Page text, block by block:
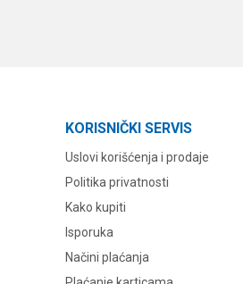
KORISNIČKI SERVIS
Uslovi korišćenja i prodaje
Politika privatnosti
Kako kupiti
Isporuka
Načini plaćanja